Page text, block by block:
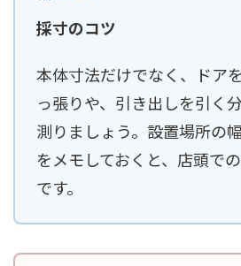
採寸のコツ
本体寸法だけでなく、ドア
っ張りや、引き出しを引く
測りましょう。設置場所の
をメモしておくと、店頭で
です。